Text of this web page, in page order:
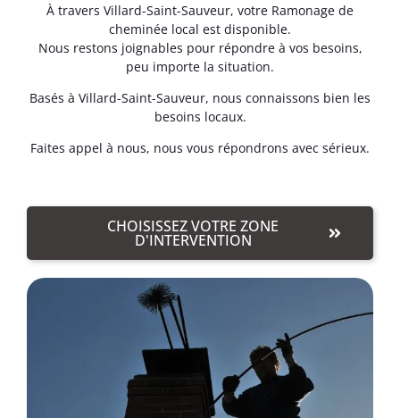
À travers Villard-Saint-Sauveur, votre Ramonage de
cheminée local est disponible.
Nous restons joignables pour répondre à vos besoins,
peu importe la situation.
Basés à Villard-Saint-Sauveur, nous connaissons bien les
besoins locaux.
Faites appel à nous, nous vous répondrons avec sérieux.
CHOISISSEZ VOTRE ZONE
D'INTERVENTION